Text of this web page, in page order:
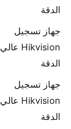
الدقة
جهاز تسجيل
Hikvision عالي
الدقة
جهاز تسجيل
Hikvision عالي
الدقة